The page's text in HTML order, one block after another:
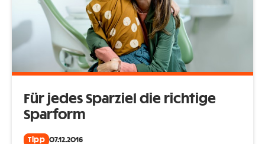
Für jedes Sparziel die richtige
Sparform
Tipp 07.12.2016